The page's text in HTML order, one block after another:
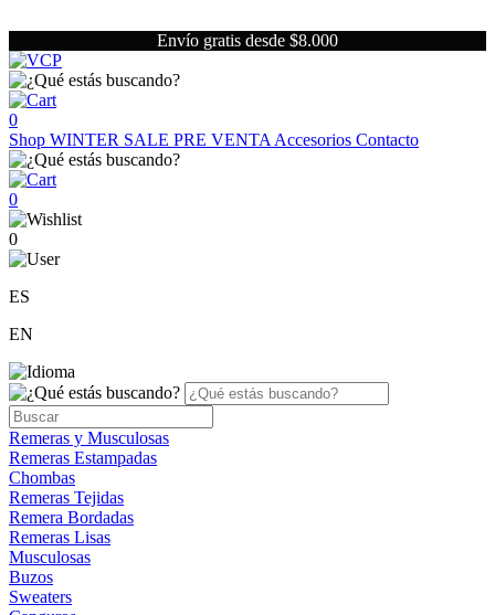
Envío gratis desde $8.000
0
Shop WINTER SALE PRE VENTA Accesorios Contacto
0
0
ES
EN
Remeras y Musculosas
Remeras Estampadas
Chombas
Remeras Tejidas
Remera Bordadas
Remeras Lisas
Musculosas
Buzos
Sweaters